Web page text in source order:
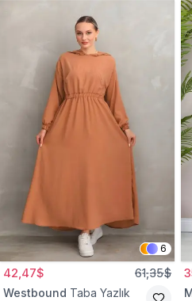
6
42,47$ 61,35$
Westbound Taba Yazlık